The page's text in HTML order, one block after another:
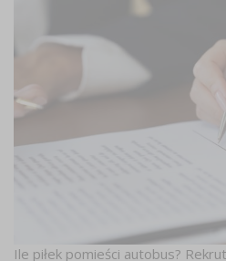
Ile piłek pomieści autobus?